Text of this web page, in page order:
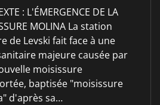
: L'ÉMERGENCE DE LA
MOLINA La station
de Levski fait face à une
majeure causée par
moisissure
baptisée "moisissure
d'après sa…